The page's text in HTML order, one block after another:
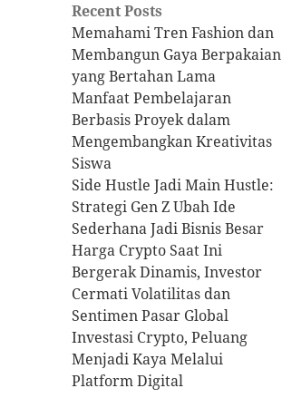
Recent Posts
Memahami Tren Fashion dan
Membangun Gaya Berpakaian
yang Bertahan Lama
Manfaat Pembelajaran
Berbasis Proyek dalam
Mengembangkan Kreativitas
Siswa
Side Hustle Jadi Main Hustle:
Strategi Gen Z Ubah Ide
Sederhana Jadi Bisnis Besar
Harga Crypto Saat Ini
Bergerak Dinamis, Investor
Cermati Volatilitas dan
Sentimen Pasar Global
Investasi Crypto, Peluang
Menjadi Kaya Melalui
Platform Digital